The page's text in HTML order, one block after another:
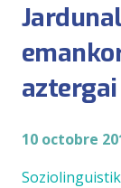
aztergai
10 octobre